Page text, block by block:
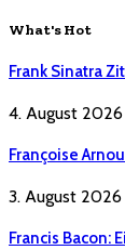
What's Hot
Frank Sinatra
4. August 2026
Françoise
3. August 2026
Francis Bacon: